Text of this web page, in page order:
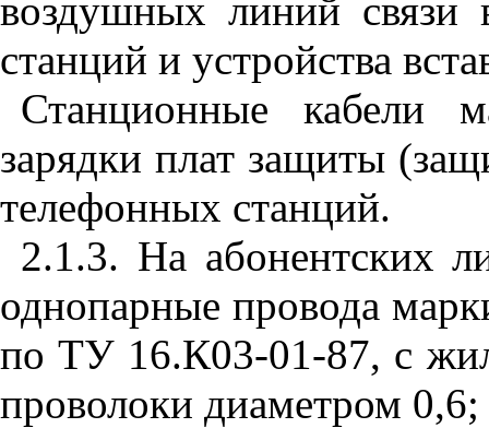
воздушных линий связи
станций и устройства
Станционные кабели
зарядки плат защиты
телефонных станций.
2.1.3. На абонентских
однопарные провода
по ТУ 16.К03-01-87, с
проволоки диаметром